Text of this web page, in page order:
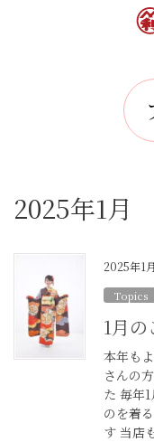
2025年1月
2025年1
Topics
1月の
本年も
さんの
た 毎年
のを着
す 当店